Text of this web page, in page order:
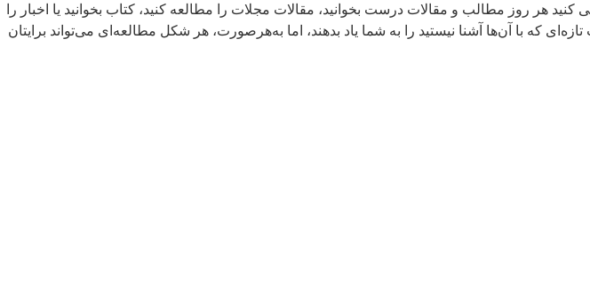
کنید هر روز مطالب و مقالات درست بخوانید، مقالات مجلات را مطالعه کنید، کتاب بخوانید یا اخبار را
که با آن‌ها آشنا نیستید را به شما یاد بدهند، اما به‌هرصورت، هر شکل مطالعه‌ای می‌تواند برایتان